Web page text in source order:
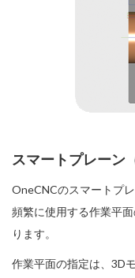
スマートプレーン
OneCNCのスマートプ
頻繁に使用する作業平
ります。
作業平面の指定は、3D